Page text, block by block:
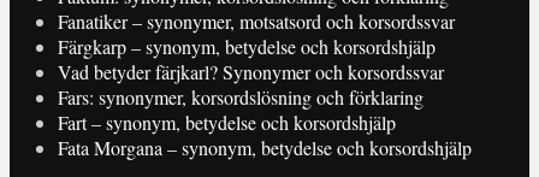
Fanatiker – synonymer, motsatsord och korsordssvar
Färgkarp – synonym, betydelse och korsordshjälp
Vad betyder färjkarl? Synonymer och korsordssvar
Fars: synonymer, korsordslösning och förklaring
Fart – synonym, betydelse och korsordshjälp
Fata Morgana – synonym, betydelse och korsordshjälp